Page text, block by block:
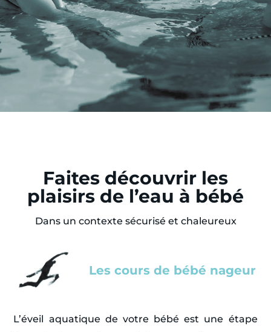
Faites découvrir les
plaisirs de l’eau à bébé
Dans un contexte sécurisé et chaleureux
Les cours de bébé nageur
L’éveil aquatique de votre bébé est une étape